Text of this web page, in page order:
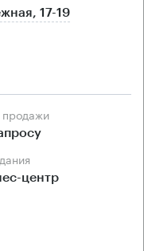
17-19
продажи
центр